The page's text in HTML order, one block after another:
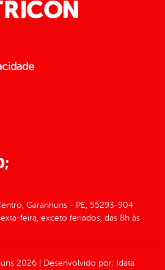
Garanhuns - PE, 55293-904
feira, exceto feriados, das 8h às
2026 Desenvolvido por: Idata